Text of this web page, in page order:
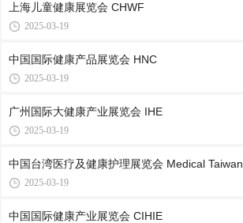
上海儿童健康展览会 CHWF
2025-03-19
中国国际健康产品展览会 HNC
2025-03-19
广州国际大健康产业展览会 IHE
2025-03-19
中国台湾医疗及健康护理展览会 Medical Taiwan
2025-03-19
中国国际健康产业展览会 CIHIE